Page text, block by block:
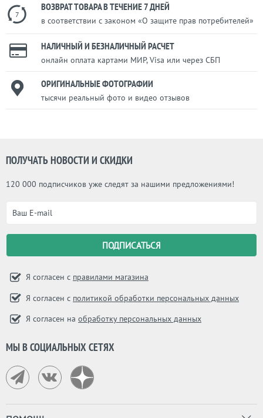
7
ВОЗВРАТ ТОВАРА В ТЕЧЕНИЕ 7 ДНЕЙ
в соответствии с законом «О защите прав потребителей»
НАЛИЧНЫЙ И БЕЗНАЛИЧНЫЙ РАСЧЕТ
онлайн оплата картами МИР, Visa или через СБП
ОРИГИНАЛЬНЫЕ ФОТОГРАФИИ
тысячи реальный фото и видео отзывов
ПОЛУЧАТЬ НОВОСТИ И СКИДКИ
120 000 подписчиков уже следят за нашими предложениями!
Я согласен с правилами магазина
Я согласен с политикой обработки персональных данных
Я согласен на обработку персональных данных
МЫ В СОЦИАЛЬНЫХ СЕТЯХ